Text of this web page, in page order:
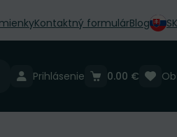
Kontaktný formulárBlog SK
Prihlásenie 0.00 €